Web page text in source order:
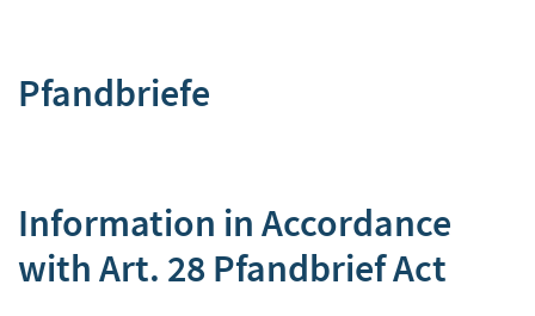
Pfandbriefe
Information in Accordance
with Art. 28 Pfandbrief Act